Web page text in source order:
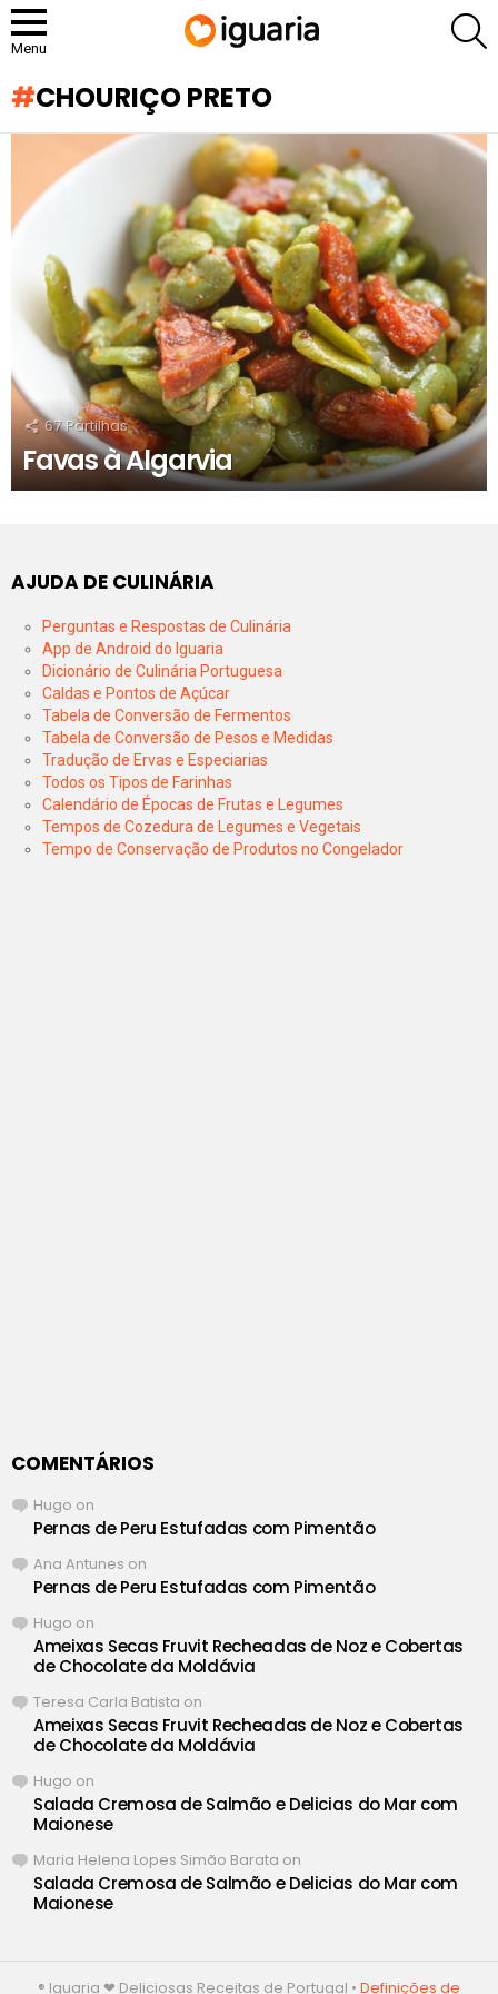
Menu
CHOURIÇO PRETO
RECOMENDADOS
67 Partilhas
Favas à Algarvia
AJUDA DE CULINÁRIA
Perguntas e Respostas de Culinária
App de Android do Iguaria
Dicionário de Culinária Portuguesa
Caldas e Pontos de Açúcar
Tabela de Conversão de Fermentos
Tabela de Conversão de Pesos e Medidas
Tradução de Ervas e Especiarias
Todos os Tipos de Farinhas
Calendário de Épocas de Frutas e Legumes
Tempos de Cozedura de Legumes e Vegetais
Tempo de Conservação de Produtos no Congelador
COMENTÁRIOS
Hugo on
Pernas de Peru Estufadas com Pimentão
Ana Antunes on
Pernas de Peru Estufadas com Pimentão
Hugo on
Ameixas Secas Fruvit Recheadas de Noz e Cobertas
de Chocolate da Moldávia
Teresa Carla Batista on
Ameixas Secas Fruvit Recheadas de Noz e Cobertas
de Chocolate da Moldávia
Hugo on
Salada Cremosa de Salmão e Delicias do Mar com
Maionese
Maria Helena Lopes Simão Barata on
Salada Cremosa de Salmão e Delicias do Mar com
Maionese
® Iguaria ❤ Deliciosas Receitas de Portugal • Definições de